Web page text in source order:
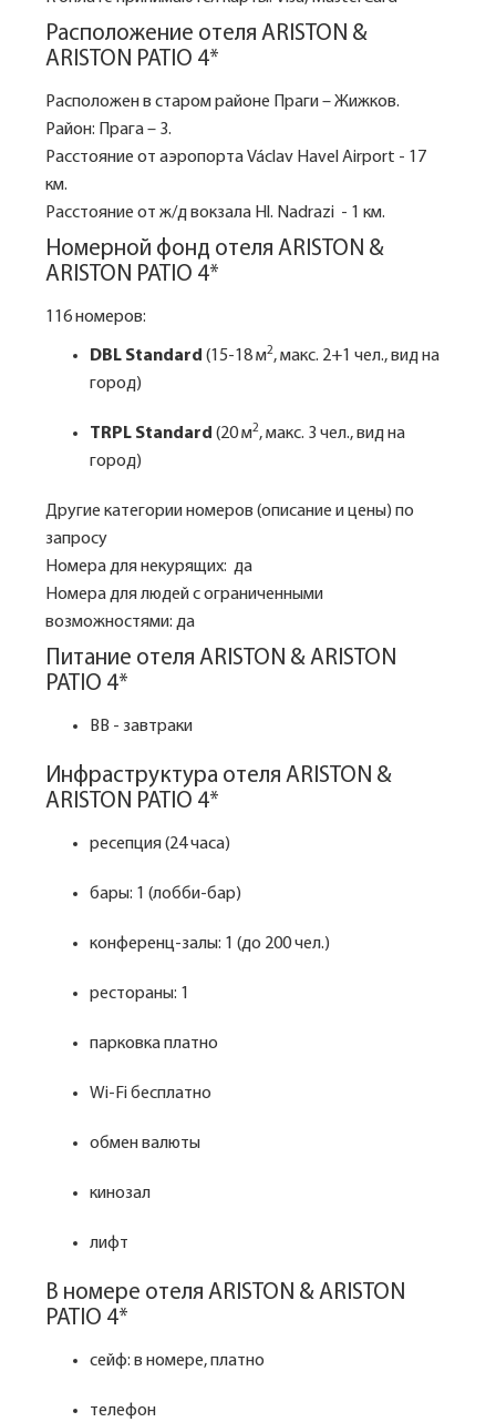
Расположение отеля ARISTON &
ARISTON PATIO 4*
Расположен в старом районе Праги – Жижков.
Район: Прага – 3.
Расстояние от аэропорта Václav Havel Airport - 17
км.
Расстояние от ж/д вокзала Hl. Nadrazi - 1 км.
Номерной фонд отеля ARISTON &
ARISTON PATIO 4*
116 номеров:
DBL Standard (15-18 м2, макс. 2+1 чел., вид на
город)
TRPL Standard (20 м2, макс. 3 чел., вид на
город)
Другие категории номеров (описание и цены) по
запросу
Номера для некурящих: да
Номера для людей с ограниченными
возможностями: да
Питание отеля ARISTON & ARISTON
PATIO 4*
BB - завтраки
Инфраструктура отеля ARISTON &
ARISTON PATIO 4*
ресепция (24 часа)
бары: 1 (лобби-бар)
конференц-залы: 1 (до 200 чел.)
рестораны: 1
парковка платно
Wi-Fi бесплатно
обмен валюты
кинозал
лифт
В номере отеля ARISTON & ARISTON
PATIO 4*
сейф: в номере, платно
телефон